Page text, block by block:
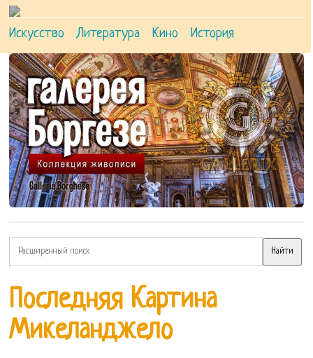
Искусство Литература Кино История
Последняя Картина
Микеланджело